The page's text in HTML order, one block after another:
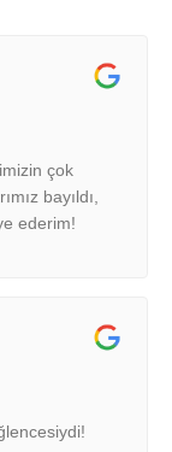
çok
bayıldı,
ederim!